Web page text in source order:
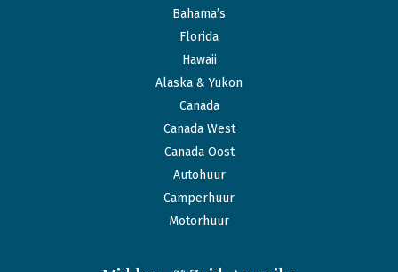
Bahama’s
Florida
Hawaii
Alaska & Yukon
Canada
Canada West
Canada Oost
Autohuur
Camperhuur
Motorhuur